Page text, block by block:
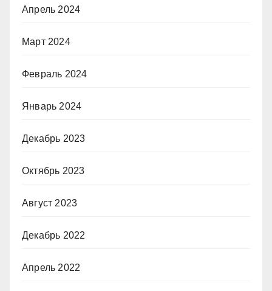
Апрель 2024
Март 2024
Февраль 2024
Январь 2024
Декабрь 2023
Октябрь 2023
Август 2023
Декабрь 2022
Апрель 2022